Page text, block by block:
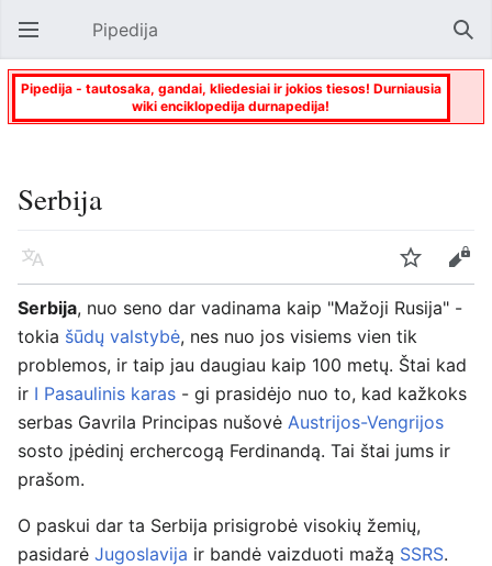
Atverti pagrindinį meniu Pipedija
Pipedija - tautosaka, gandai, kliedesiai ir jokios tiesos! Durniausia
wiki enciklopedija durnapedija!
Serbija
Kalba Stebėti
Keisti
Serbija, nuo seno dar vadinama kaip "Mažoji Rusija" -
tokia šūdų valstybė, nes nuo jos visiems vien tik
problemos, ir taip jau daugiau kaip 100 metų. Štai kad
ir I Pasaulinis karas - gi prasidėjo nuo to, kad kažkoks
serbas Gavrila Principas nušovė Austrijos-Vengrijos
sosto įpėdinį erchercogą Ferdinandą. Tai štai jums ir
prašom.
O paskui dar ta Serbija prisigrobė visokių žemių,
pasidarė Jugoslavija ir bandė vaizduoti mažą SSRS.